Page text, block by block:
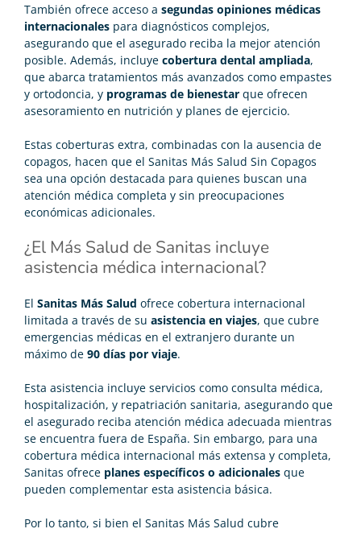
También ofrece acceso a segundas opiniones médicas
internacionales para diagnósticos complejos,
asegurando que el asegurado reciba la mejor atención
posible. Además, incluye cobertura dental ampliada,
que abarca tratamientos más avanzados como empastes
y ortodoncia, y programas de bienestar que ofrecen
asesoramiento en nutrición y planes de ejercicio.
Estas coberturas extra, combinadas con la ausencia de
copagos, hacen que el Sanitas Más Salud Sin Copagos
sea una opción destacada para quienes buscan una
atención médica completa y sin preocupaciones
económicas adicionales.
¿El Más Salud de Sanitas incluye
asistencia médica internacional?
El Sanitas Más Salud ofrece cobertura internacional
limitada a través de su asistencia en viajes, que cubre
emergencias médicas en el extranjero durante un
máximo de 90 días por viaje.
Esta asistencia incluye servicios como consulta médica,
hospitalización, y repatriación sanitaria, asegurando que
el asegurado reciba atención médica adecuada mientras
se encuentra fuera de España. Sin embargo, para una
cobertura médica internacional más extensa y completa,
Sanitas ofrece planes específicos o adicionales que
pueden complementar esta asistencia básica.
Por lo tanto, si bien el Sanitas Más Salud cubre